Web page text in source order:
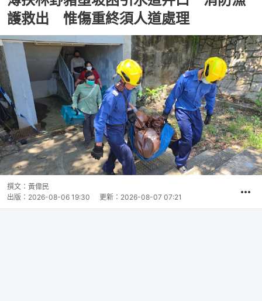
護救出 惟傷重終須人道處理
撰文： 黃偉民
出版： 2026-08-06 19:30 更新： 2026-08-07 07:21